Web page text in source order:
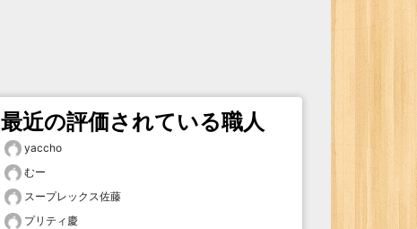
最近の評価されている職人
yaccho
むー
スープレックス佐藤
プリティ慶